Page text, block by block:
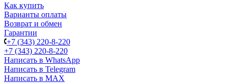
Как купить
Варианты оплаты
Возврат и обмен
Гарантии
+7 (343) 220-8-220
+7 (343) 220-8-220
Написать в WhatsApp
Написать в Telegram
Написать в MAX